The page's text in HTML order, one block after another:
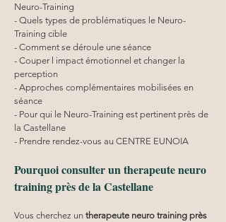
Neuro-Training
- Quels types de problématiques le Neuro-
Training cible
- Comment se déroule une séance
- Couper l impact émotionnel et changer la
perception
- Approches complémentaires mobilisées en
séance
- Pour qui le Neuro-Training est pertinent près de
la Castellane
- Prendre rendez-vous au CENTRE EUNOIA
Pourquoi consulter un therapeute neuro
training près de la Castellane
Vous cherchez un therapeute neuro training près